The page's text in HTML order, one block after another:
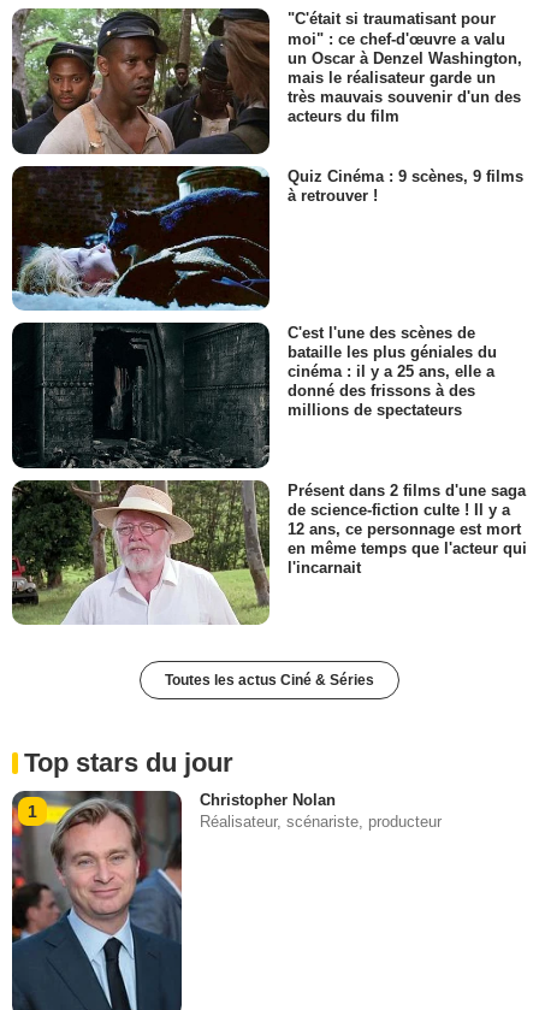
"C'était si traumatisant pour
moi" : ce chef-d'œuvre a valu
un Oscar à Denzel Washington,
mais le réalisateur garde un
très mauvais souvenir d'un des
acteurs du film
Quiz Cinéma : 9 scènes, 9 films
à retrouver !
C'est l'une des scènes de
bataille les plus géniales du
cinéma : il y a 25 ans, elle a
donné des frissons à des
millions de spectateurs
Présent dans 2 films d'une saga
de science-fiction culte ! Il y a
12 ans, ce personnage est mort
en même temps que l'acteur qui
l'incarnait
Toutes les actus Ciné & Séries
Top stars du jour
1
Christopher Nolan
Réalisateur, scénariste, producteur